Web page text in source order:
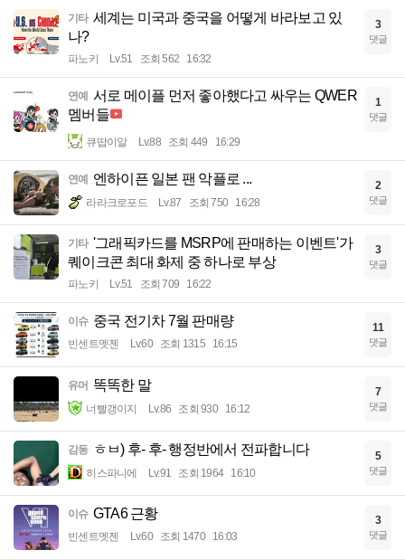
기타 세계는 미국과 중국을 어떻게 바라보고 있
나?
파노키 Lv.51 조회 562 16:32
3
댓글
연예
서로 메이플 먼저 좋아했다고 싸우는 QWER
멤버들
큐땁이알 Lv.88 조회 449 16:29
1
댓글
연예 엔하이픈 일본 팬 악플로 ...
라라크로포드 Lv.87 조회 750 16:28
2
댓글
기타 '그래픽카드를 MSRP에 판매하는 이벤트'가
퀘이크콘 최대 화제 중 하나로 부상
파노키 Lv.51 조회 709 16:22
3
댓글
이슈 중국 전기차 7월 판매량
빈센트멧젠 Lv.60 조회 1315 16:15
11
댓글
유머 똑똑한 말
너빨갱이지 Lv.86 조회 930 16:12
7
댓글
감동 ㅎㅂ) 후- 후- 행정반에서 전파합니다
히스파니에 Lv.91 조회 1964 16:10
5
댓글
이슈 GTA6 근황
빈센트멧젠 Lv.60 조회 1470 16:03
3
댓글